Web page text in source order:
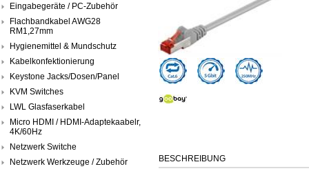
Eingabegeräte / PC-Zubehör
Flachbandkabel AWG28
RM1,27mm
Hygienemittel & Mundschutz
Kabelkonfektionierung
Keystone Jacks/Dosen/Panel
KVM Switches
LWL Glasfaserkabel
Micro HDMI / HDMI-Adaptekaabelr,
4K/60Hz
Netzwerk Switche
Netzwerk Werkzeuge / Zubehör
BESCHREIBUNG